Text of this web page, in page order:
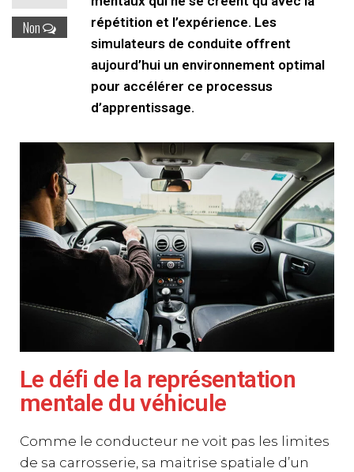
Non
répétition et l’expérience. Les
simulateurs de conduite offrent
aujourd’hui un environnement optimal
pour accélérer ce processus
d’apprentissage.
Le défi de la représentation
mentale du véhicule
Comme le conducteur ne voit pas les limites
de sa carrosserie, sa maitrise spatiale d’un